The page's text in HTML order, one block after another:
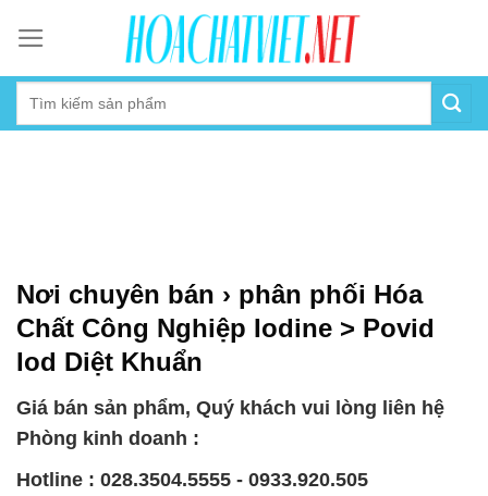
content
Nơi chuyên bán › phân phối Hóa
Chất Công Nghiệp Iodine > Povid
Iod Diệt Khuẩn
Giá bán sản phẩm, Quý khách vui lòng liên hệ
Phòng kinh doanh :
Hotline : 028.3504.5555 - 0933.920.505